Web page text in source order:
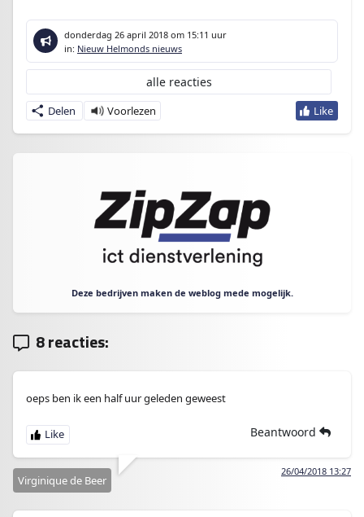
donderdag 26 april 2018 om 15:11 uur
in: Nieuw Helmonds nieuws
Delen
alle reacties
Deze bedrijven maken de weblog mede mogelijk.
8 reacties:
oeps ben ik een half uur geleden geweest
Beantwoord
26/04/2018 13:27
Virginique de Beer